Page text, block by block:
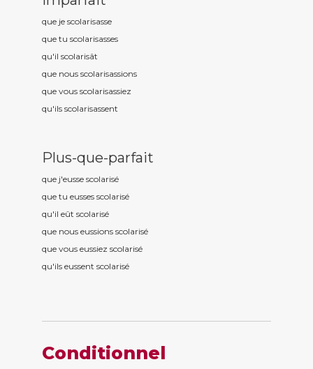
que je scolarisasse
que tu scolarisasses
qu'il scolarisât
que nous scolarisassions
que vous scolarisassiez
qu'ils scolarisassent
Plus-que-parfait
que j'eusse scolarisé
que tu eusses scolarisé
qu'il eût scolarisé
que nous eussions scolarisé
que vous eussiez scolarisé
qu'ils eussent scolarisé
Conditionnel